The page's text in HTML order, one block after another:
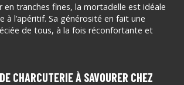
en tranches fines, la mortadelle est idéale
à l’apéritif. Sa générosité en fait une
de tous, à la fois réconfortante et
CHARCUTERIE À SAVOURER CHEZ